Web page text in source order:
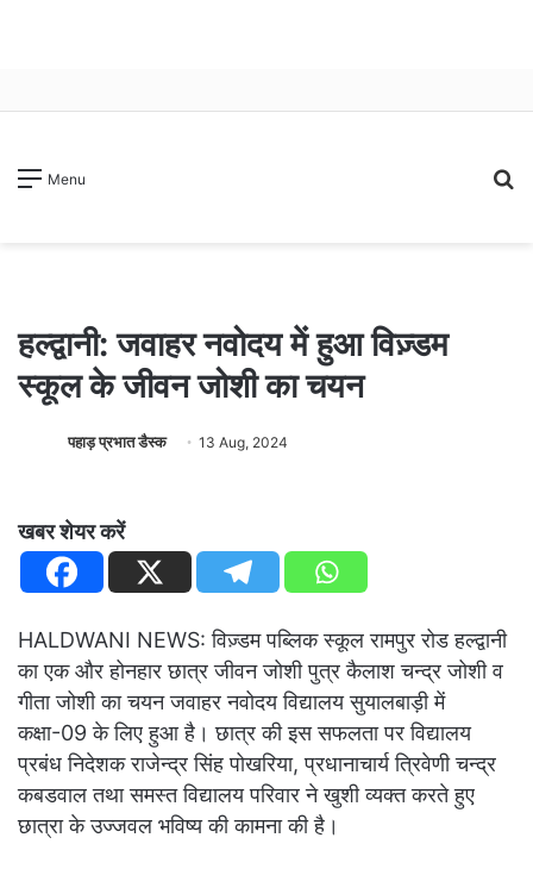
Menu
हल्द्वानी: जवाहर नवोदय में हुआ विज़्डम
स्कूल के जीवन जोशी का चयन
पहाड़ प्रभात डैस्क 13 Aug, 2024
खबर शेयर करें
HALDWANI NEWS: विज़्डम पब्लिक स्कूल रामपुर रोड हल्द्वानी
का एक और होनहार छात्र जीवन जोशी पुत्र कैलाश चन्द्र जोशी व
गीता जोशी का चयन जवाहर नवोदय विद्यालय सुयालबाड़ी में
कक्षा-09 के लिए हुआ है। छात्र की इस सफलता पर विद्यालय
प्रबंध निदेशक राजेन्द्र सिंह पोखरिया, प्रधानाचार्य त्रिवेणी चन्द्र
कबडवाल तथा समस्त विद्यालय परिवार ने खुशी व्यक्त करते हुए
छात्रा के उज्जवल भविष्य की कामना की है।